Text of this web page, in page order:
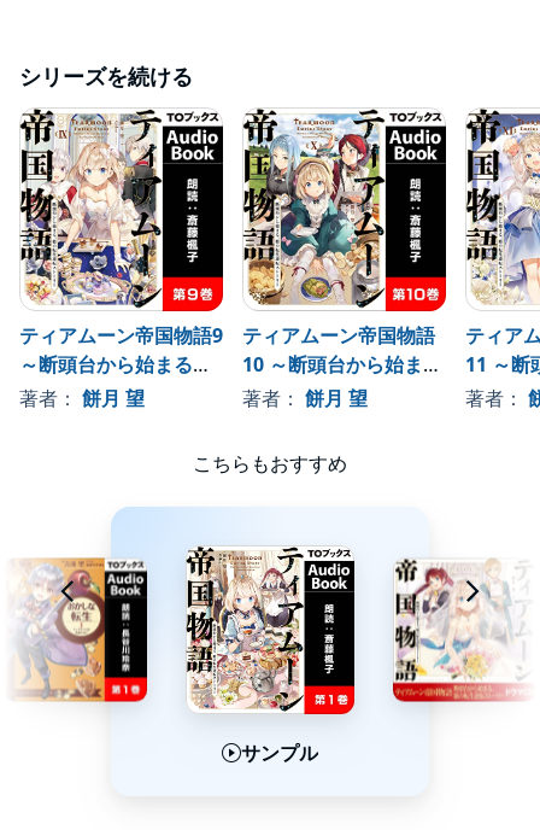
「なにをやっておりますの！ シオンは！」
皇女伝現れた衝撃的な未来の予告に、元わがまま姫のミーアは思
わずツッコミを入れた。『サンクランド王国第一王子が、盗賊団
と戦い命を落とす』運命の悪戯か、蛇の陰謀か。正義感の強い彼
のこと、きっと戦闘の前線へ赴く……。仕方ない。精鋭たちと一
緒に「シオン救出作戦」を始めよう！（.....王国へのグルメ旅行に
もなりますし）だが、親友エメラルダの縁談相手が、弟の“第二王
子”だと発覚したことで未来は更なる危機へと流転し始めるのだっ
た。「その命、わたくしが守り抜いてみせますわ！」我らがポン
コツ姫一行が、敢然と悪夢に立ち向かう！ 大人気歴史改変ファ
ンタジー第8巻！
書き下ろし小説＆巻末おまけ「ミーア日記 ～ティアムーングル
メ紀行～」収録！©2021 Nozomu Mochitsuki (P)2022 To Books.
シリーズを続ける
ティアムーン帝国物語9
～断頭台から始まる、
姫の転生逆転ストーリ
著者： 餅月 望
ティアムーン帝国物語
10 ～断頭台から始ま
る、姫の転生逆転スト
著者： 餅月 望
ティア
11 ～断
る、姫
著者：
こちらもおすすめ
サンプル